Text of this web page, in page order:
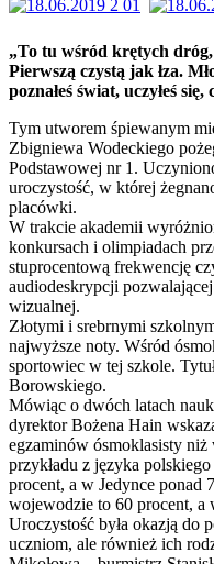
„To tu wśród krętych
Pierwszą czystą jak łza.
poznałeś świat, uczyłeś
Tym utworem śpiewanym
Zbigniewa Wodeckiego
Podstawowej nr 1.
uroczystość, w której
placówki.
W trakcie akademii
konkursach i olimpiadach
stuprocentową frekwencję
audiodeskrypcji
wizualnej.
Złotymi i srebrnymi
najwyższe noty. Wśród
sportowiec w tej szkole.
Borowskiego.
Mówiąc o dwóch latach
dyrektor Bożena Hain
egzaminów ósmoklasisty
przykładu z języka
procent, a w Jedynce ponad
wojewodzie to 60 procent, a
Uroczystość była okazją do
uczniom, ale również ich